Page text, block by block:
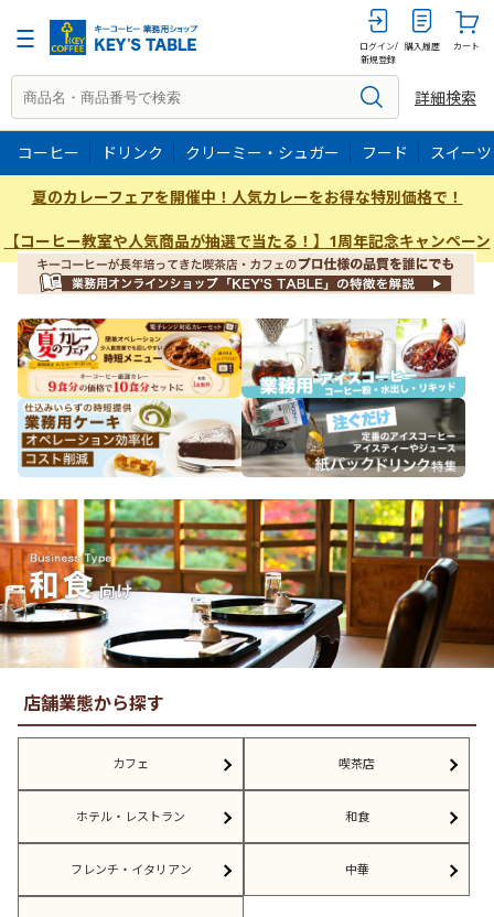
ログイン/
新規登録
購入履歴 カート
詳細検索
コーヒー ドリンク クリーミー・シュガー フード スイーツ
夏のカレーフェアを開催中！人気カレーをお得な特別価格で！
【コーヒー教室や人気商品が抽選で当たる！】1周年記念キャンペーン
店舗業態から探す
カフェ 喫茶店
ホテル・レストラン 和食
フレンチ・イタリアン 中華